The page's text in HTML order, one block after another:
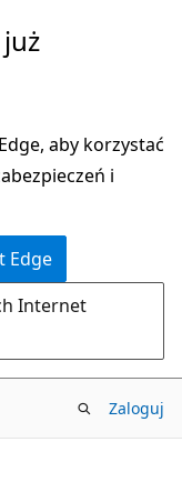
aby korzystać
i
Edge
Internet
Zaloguj